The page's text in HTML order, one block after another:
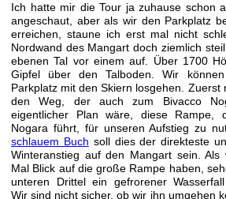
Ich hatte mir die Tour ja zuhause schon
angeschaut, aber als wir den Parkplatz
erreichen, staune ich erst mal nicht
Nordwand des Mangart doch ziemlich
ebenen Tal vor einem auf. Über 1700
Gipfel über den Talboden. Wir
Parkplatz mit den Skiern losgehen. Zuerst
den Weg, der auch zum Bivacco
eigentlicher Plan wäre, diese Rampe,
Nogara führt, für unseren Aufstieg zu
schlauem Buch soll dies der direkteste
Winteranstieg auf den Mangart sein.
Mal Blick auf die große Rampe haben,
unteren Drittel ein gefrorener
Wir sind nicht sicher, ob wir ihn umgehen